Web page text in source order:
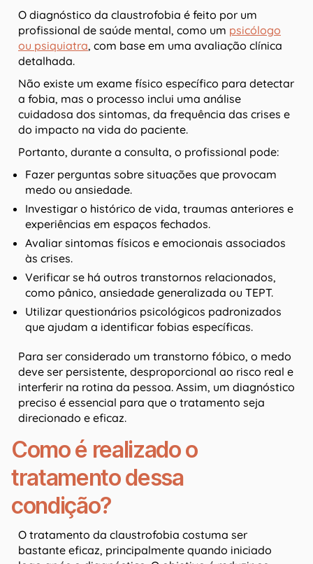
O diagnóstico da claustrofobia é feito por um
profissional de saúde mental, como um psicólogo
ou psiquiatra, com base em uma avaliação clínica
detalhada.
Não existe um exame físico específico para detectar
a fobia, mas o processo inclui uma análise
cuidadosa dos sintomas, da frequência das crises e
do impacto na vida do paciente.
Portanto, durante a consulta, o profissional pode:
Fazer perguntas sobre situações que provocam
medo ou ansiedade.
Investigar o histórico de vida, traumas anteriores e
experiências em espaços fechados.
Avaliar sintomas físicos e emocionais associados
às crises.
Verificar se há outros transtornos relacionados,
como pânico, ansiedade generalizada ou TEPT.
Utilizar questionários psicológicos padronizados
que ajudam a identificar fobias específicas.
Para ser considerado um transtorno fóbico, o medo
deve ser persistente, desproporcional ao risco real e
interferir na rotina da pessoa. Assim, um diagnóstico
preciso é essencial para que o tratamento seja
direcionado e eficaz.
Como é realizado o
tratamento dessa
condição?
O tratamento da claustrofobia costuma ser
bastante eficaz, principalmente quando iniciado